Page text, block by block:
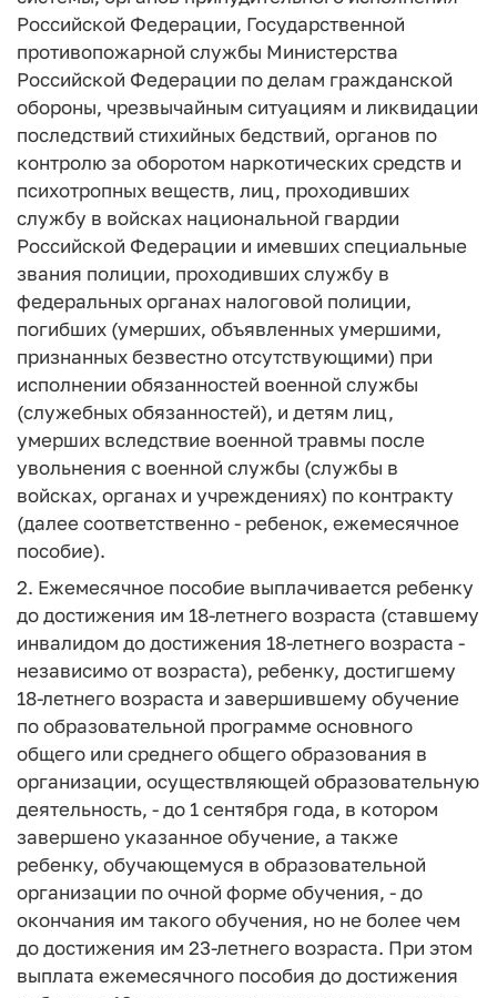
Российской Федерации, Государственной
противопожарной службы Министерства
Российской Федерации по делам гражданской
обороны, чрезвычайным ситуациям и ликвидации
последствий стихийных бедствий, органов по
контролю за оборотом наркотических средств и
психотропных веществ, лиц, проходивших
службу в войсках национальной гвардии
Российской Федерации и имевших специальные
звания полиции, проходивших службу в
федеральных органах налоговой полиции,
погибших (умерших, объявленных умершими,
признанных безвестно отсутствующими) при
исполнении обязанностей военной службы
(служебных обязанностей), и детям лиц,
умерших вследствие военной травмы после
увольнения с военной службы (службы в
войсках, органах и учреждениях) по контракту
(далее соответственно - ребенок, ежемесячное
пособие).
2. Ежемесячное пособие выплачивается ребенку
до достижения им 18-летнего возраста (ставшему
инвалидом до достижения 18-летнего возраста -
независимо от возраста), ребенку, достигшему
18-летнего возраста и завершившему обучение
по образовательной программе основного
общего или среднего общего образования в
организации, осуществляющей образовательную
деятельность, - до 1 сентября года, в котором
завершено указанное обучение, а также
ребенку, обучающемуся в образовательной
организации по очной форме обучения, - до
окончания им такого обучения, но не более чем
до достижения им 23-летнего возраста. При этом
выплата ежемесячного пособия до достижения